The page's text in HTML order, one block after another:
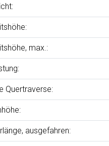
max.:
Quertraverse:
ausgefahren: